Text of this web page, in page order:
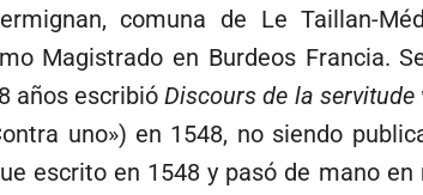
comuna de Le Taillan-
Magistrado en Burdeos Francia.
años escribióDiscours de la servitude
uno») en 1548, no siendo
escrito en 1548 y pasó de mano en